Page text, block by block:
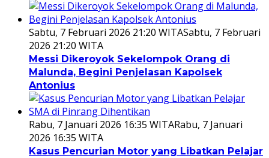
Sabtu, 7 Februari 2026 21:20 WITASabtu, 7 Februari
2026 21:20 WITA
Messi Dikeroyok Sekelompok Orang di
Malunda, Begini Penjelasan Kapolsek
Antonius
Rabu, 7 Januari 2026 16:35 WITARabu, 7 Januari
2026 16:35 WITA
Kasus Pencurian Motor yang Libatkan Pelajar